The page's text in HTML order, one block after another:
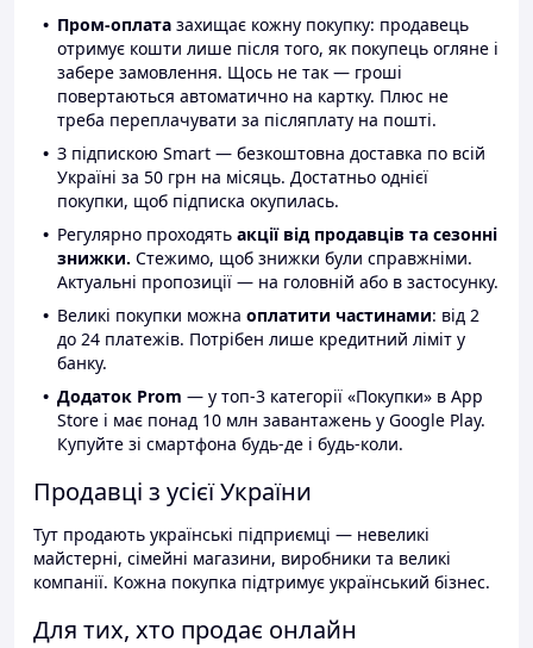
Пром-оплата захищає кожну покупку: продавець
отримує кошти лише після того, як покупець огляне і
забере замовлення. Щось не так — гроші
повертаються автоматично на картку. Плюс не
треба переплачувати за післяплату на пошті.
З підпискою Smart — безкоштовна доставка по всій
Україні за 50 грн на місяць. Достатньо однієї
покупки, щоб підписка окупилась.
Регулярно проходять акції від продавців та сезонні
знижки. Стежимо, щоб знижки були справжніми.
Актуальні пропозиції — на головній або в застосунку.
Великі покупки можна оплатити частинами: від 2
до 24 платежів. Потрібен лише кредитний ліміт у
банку.
Додаток Prom — у топ-3 категорії «Покупки» в App
Store і має понад 10 млн завантажень у Google Play.
Купуйте зі смартфона будь-де і будь-коли.
Продавці з усієї України
Тут продають українські підприємці — невеликі
майстерні, сімейні магазини, виробники та великі
компанії. Кожна покупка підтримує український бізнес.
Для тих, хто продає онлайн